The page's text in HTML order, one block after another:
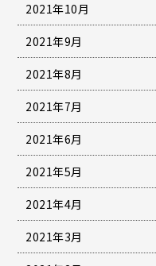
2021年10月
2021年9月
2021年8月
2021年7月
2021年6月
2021年5月
2021年4月
2021年3月